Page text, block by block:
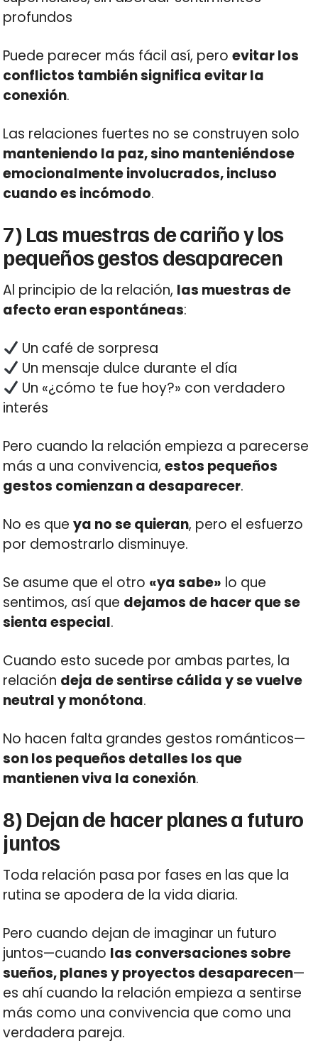
profundos
Puede parecer más fácil así, peroevitar los
conflictos también significa evitar la
conexión.
Las relaciones fuertes no se construyen solo
manteniendo la paz, sino manteniéndose
emocionalmente involucrados, incluso
cuando es incómodo.
7) Las muestras de cariño y los
pequeños gestos desaparecen
Al principio de la relación, las muestras de
afecto eran espontáneas:
Un café de sorpresa
Un mensaje dulce durante el día
Un «¿cómo te fue hoy?» con verdadero
interés
Pero cuando la relación empieza a parecerse
más a una convivencia,estos pequeños
gestos comienzan a desaparecer.
No es queya no se quieran, pero el esfuerzo
por demostrarlo disminuye.
Se asume que el otro «ya sabe» lo que
sentimos, así que dejamos de hacer que se
sienta especial.
Cuando esto sucede por ambas partes, la
relación deja de sentirse cálida y se vuelve
neutral y monótona.
No hacen falta grandes gestos románticos—
son los pequeños detalles los que
mantienen viva la conexión.
8) Dejan de hacer planes a futuro
juntos
Toda relación pasa por fases en las que la
rutina se apodera de la vida diaria.
Pero cuando dejan de imaginar un futuro
juntos—cuando las conversaciones sobre
sueños, planes y proyectos desaparecen—
es ahí cuando la relación empieza a sentirse
más como una convivencia que como una
verdadera pareja.